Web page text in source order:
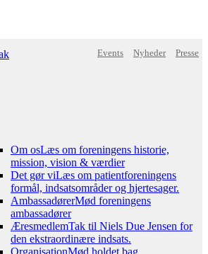
Events Nyheder Presse
Om osLæs om foreningens historie,
mission, vision & værdier
Det gør viLæs om patientforeningens
formål, indsatsområder og hjertesager.
AmbassadørerMød foreningens
ambassadører
ÆresmedlemTak til Niels Due Jensen for
den ekstraordinære indsats.
OrganisationMød holdet bag